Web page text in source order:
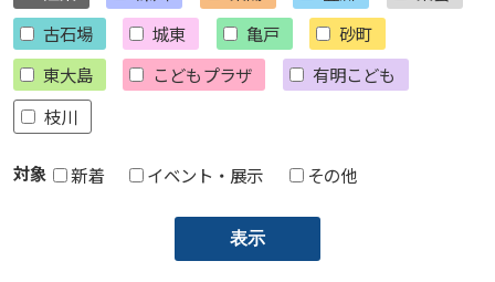
古石場
城東 亀戸
砂町
東大島
こどもプラザ
有明こども
枝川
対象 新着 イベント・展示 その他